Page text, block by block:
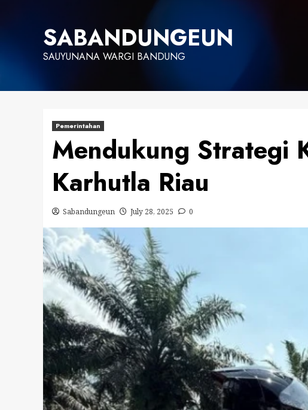
SABANDUNGEUN
SAUYUNANA WARGI BANDUNG
Pemerintahan
Mendukung Strategi
Karhutla Riau
Sabandungeun July 28, 2025 0